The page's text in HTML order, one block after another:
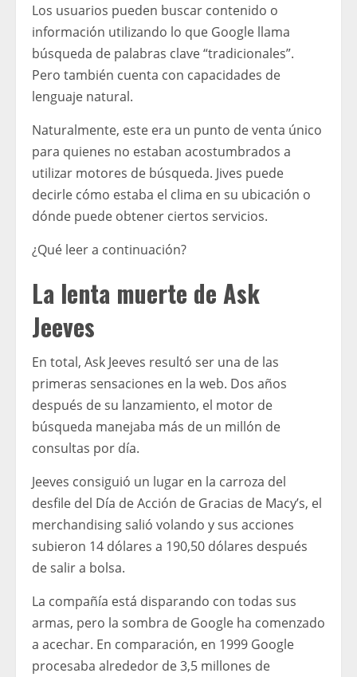
Los usuarios pueden buscar contenido o
información utilizando lo que Google llama
búsqueda de palabras clave “tradicionales”.
Pero también cuenta con capacidades de
lenguaje natural.
Naturalmente, este era un punto de venta único
para quienes no estaban acostumbrados a
utilizar motores de búsqueda. Jives puede
decirle cómo estaba el clima en su ubicación o
dónde puede obtener ciertos servicios.
¿Qué leer a continuación?
La lenta muerte de Ask
Jeeves
En total, Ask Jeeves resultó ser una de las
primeras sensaciones en la web. Dos años
después de su lanzamiento, el motor de
búsqueda manejaba más de un millón de
consultas por día.
Jeeves consiguió un lugar en la carroza del
desfile del Día de Acción de Gracias de Macy’s, el
merchandising salió volando y sus acciones
subieron 14 dólares a 190,50 dólares después
de salir a bolsa.
La compañía está disparando con todas sus
armas, pero la sombra de Google ha comenzado
a acechar. En comparación, en 1999 Google
procesaba alrededor de 3,5 millones de